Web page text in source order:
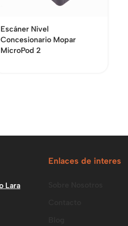
Escáner Nivel
Concesionario Mopar
MicroPod 2
Lara
Enlaces de interes